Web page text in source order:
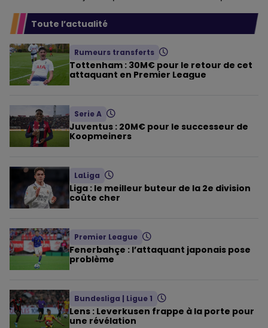
Toute l’actualité
Rumeurs transferts
Tottenham : 30M€ pour le retour de cet
attaquant en Premier League
Serie A
Juventus : 20M€ pour le successeur de
Koopmeiners
LaLiga
Liga : le meilleur buteur de la 2e division
coûte cher
Premier League
Fenerbahçe : l’attaquant japonais pose
problème
Bundesliga | Ligue 1
Lens : Leverkusen frappe à la porte pour
une révélation